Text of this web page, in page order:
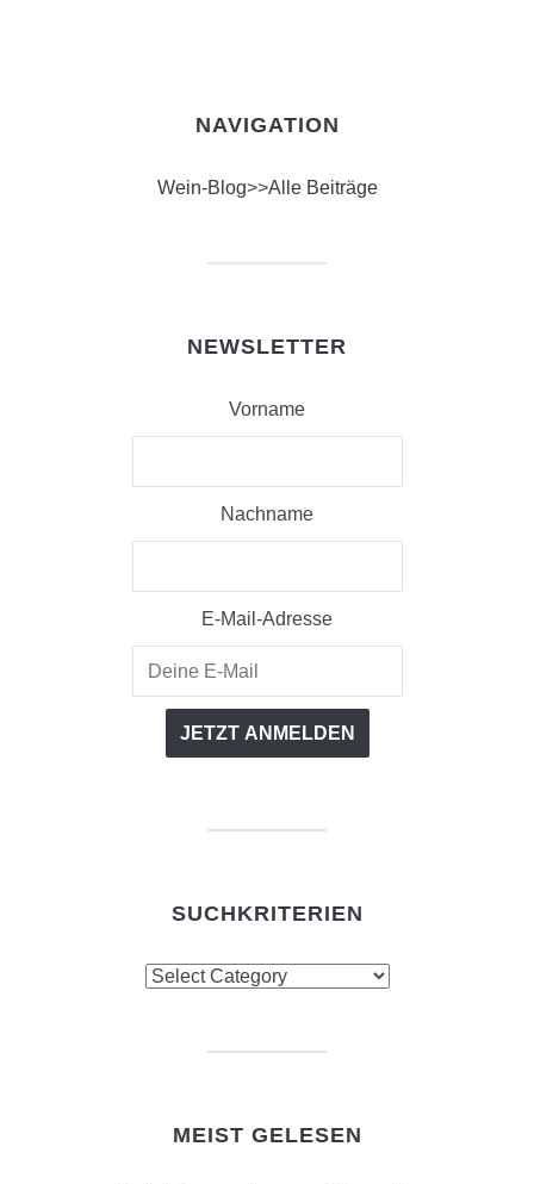
NAVIGATION
Wein-Blog>>Alle Beiträge
NEWSLETTER
Vorname
Nachname
E-Mail-Adresse
SUCHKRITERIEN
MEIST GELESEN